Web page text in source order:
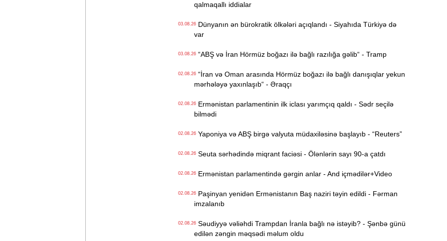
qalmaqallı iddialar
03.08.26Dünyanın ən bürokratik ölkələri açıqlandı - Siyahıda Türkiyə də
var
03.08.26“ABŞ və İran Hörmüz boğazı ilə bağlı razılığa gəlib“ - Tramp
02.08.26“İran və Oman arasında Hörmüz boğazı ilə bağlı danışıqlar yekun
mərhələyə yaxınlaşıb“ - Əraqçı
02.08.26Ermənistan parlamentinin ilk iclası yarımçıq qaldı - Sədr seçilə
bilmədi
02.08.26Yaponiya və ABŞ birgə valyuta müdaxiləsinə başlayıb - “Reuters”
02.08.26Seuta sərhədində miqrant faciəsi - Ölənlərin sayı 90-a çatdı
02.08.26Ermənistan parlamentində gərgin anlar - And içmədilər+Video
02.08.26Paşinyan yenidən Ermənistanın Baş naziri təyin edildi - Fərman
imzalanıb
02.08.26Səudiyyə vəliəhdi Trampdan İranla bağlı nə istəyib? - Şənbə günü
edilən zəngin məqsədi məlum oldu